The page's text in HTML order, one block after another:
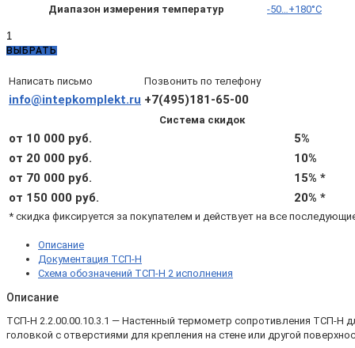
Диапазон измерения температур -50…+180°C
Количество
товара
Н
2.2.00.00.10.3.1
—
Н
B
L60
-50…
настенный
ВЫБРАТЬ
Написать письмо Позвонить по телефону
info@intepkomplekt.ru +7(495)181-65-00
Система скидок
от 10 000 руб.
5%
от 20 000 руб.
10%
от 70 000 руб.
15% *
от 150 000 руб.
20% *
* скидка фиксируется за покупателем и действует на все
Описание
Документация ТСП-Н
Схема обозначений ТСП-Н 2 исполнения
Описание
ТСП-Н 2.2.00.00.10.3.1 — Настенный термометр сопротивления ТСП-Н
головкой с отверстиями для крепления на стене или другой